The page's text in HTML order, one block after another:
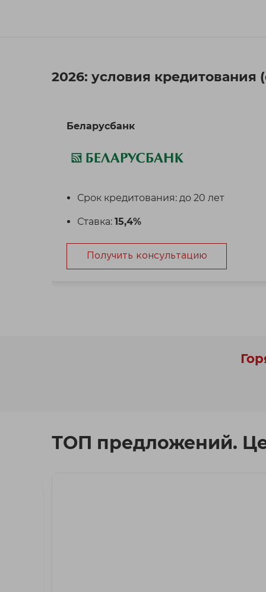
2026: условия кредитования
Беларусбанк
Срок кредитования: до 20 лет
Ставка: 15,4%
Получить консультацию
ТОП предложений.